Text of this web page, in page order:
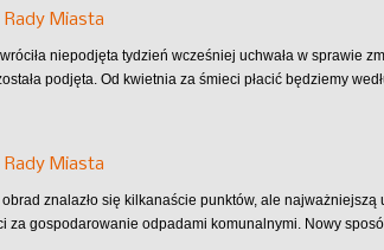
Miasta
niepodjęta tydzień wcześniej uchwała w sprawie
podjęta. Od kwietnia za śmieci płacić będziemy
Miasta
znalazło się kilkanaście punktów, ale
za gospodarowanie odpadami komunalnymi. Nowy